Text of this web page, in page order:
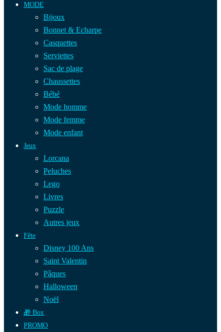
MODE
Bijoux
Bonnet & Echarpe
Casquettes
Serviettes
Sac de plage
Chaussettes
Bébé
Mode homme
Mode femme
Mode enfant
Jeux
Lorcana
Peluches
Lego
Livres
Puzzle
Autres jeux
Fête
Disney 100 Ans
Saint Valentin
Pâques
Halloween
Noël
🎁 Box
PROMO